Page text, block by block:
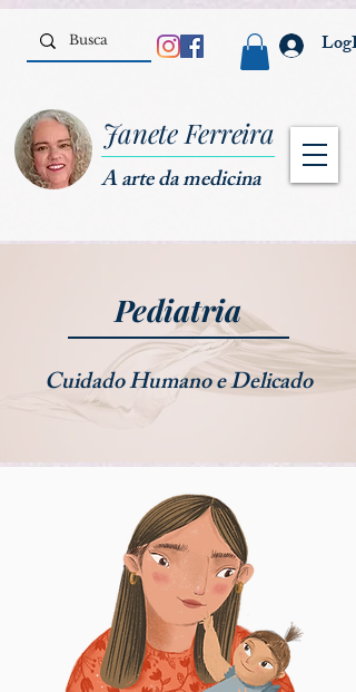
LogIn
A arte da medicina
Janete Ferreira
Pediatria
Cuidado Humano e Delicado